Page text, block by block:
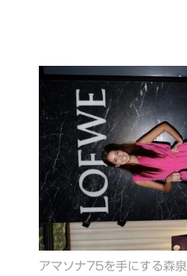
アマソナ75を手にする森泉